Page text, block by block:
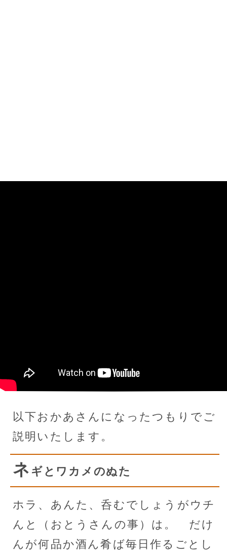
以下おかあさんになったつもりでご
説明いたします。
ネ ギとワカメのぬた
ホラ、あんた、呑むでしょうがウチ
んと（おとうさんの事）は。 だけ
んが何品か酒ん肴ば毎日作るごとし